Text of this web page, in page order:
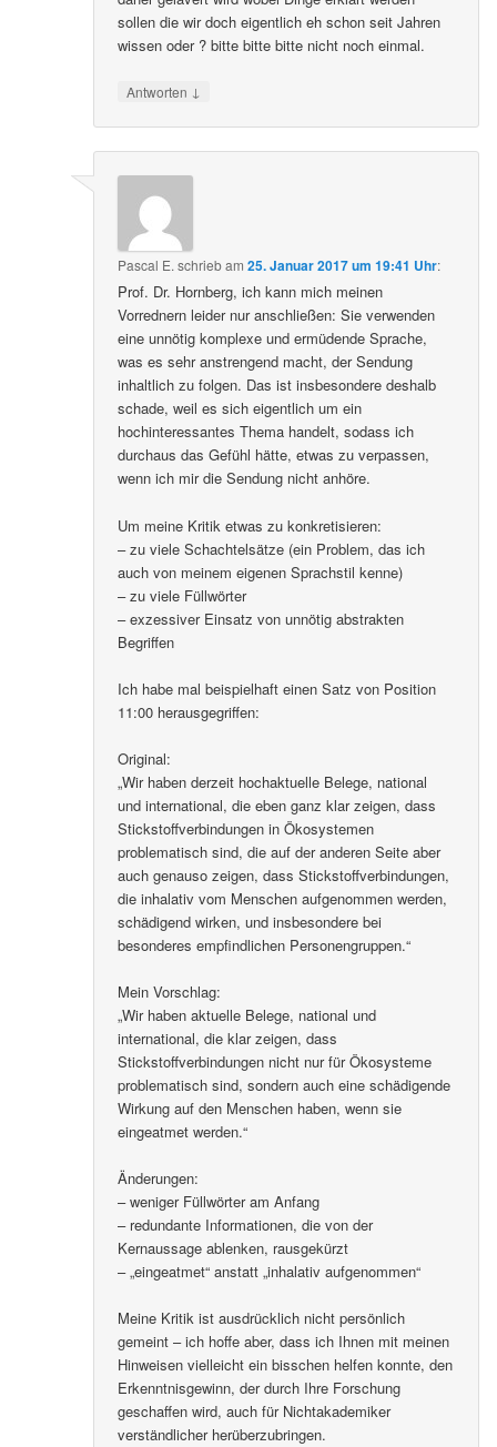
sollen die wir doch eigentlich eh schon seit Jahren
wissen oder ? bitte bitte bitte nicht noch einmal.
Antworten ↓
Pascal E.schriebam25. Januar 2017 um 19:41 Uhr:
Prof. Dr. Hornberg, ich kann mich meinen
Vorrednern leider nur anschließen: Sie verwenden
eine unnötig komplexe und ermüdende Sprache,
was es sehr anstrengend macht, der Sendung
inhaltlich zu folgen. Das ist insbesondere deshalb
schade, weil es sich eigentlich um ein
hochinteressantes Thema handelt, sodass ich
durchaus das Gefühl hätte, etwas zu verpassen,
wenn ich mir die Sendung nicht anhöre.
Um meine Kritik etwas zu konkretisieren:
– zu viele Schachtelsätze (ein Problem, das ich
auch von meinem eigenen Sprachstil kenne)
– zu viele Füllwörter
– exzessiver Einsatz von unnötig abstrakten
Begriffen
Ich habe mal beispielhaft einen Satz von Position
11:00 herausgegriffen:
Original:
„Wir haben derzeit hochaktuelle Belege, national
und international, die eben ganz klar zeigen, dass
Stickstoffverbindungen in Ökosystemen
problematisch sind, die auf der anderen Seite aber
auch genauso zeigen, dass Stickstoffverbindungen,
die inhalativ vom Menschen aufgenommen werden,
schädigend wirken, und insbesondere bei
besonderes empfindlichen Personengruppen.“
Mein Vorschlag:
„Wir haben aktuelle Belege, national und
international, die klar zeigen, dass
Stickstoffverbindungen nicht nur für Ökosysteme
problematisch sind, sondern auch eine schädigende
Wirkung auf den Menschen haben, wenn sie
eingeatmet werden.“
Änderungen:
– weniger Füllwörter am Anfang
– redundante Informationen, die von der
Kernaussage ablenken, rausgekürzt
– „eingeatmet“ anstatt „inhalativ aufgenommen“
Meine Kritik ist ausdrücklich nicht persönlich
gemeint – ich hoffe aber, dass ich Ihnen mit meinen
Hinweisen vielleicht ein bisschen helfen konnte, den
Erkenntnisgewinn, der durch Ihre Forschung
geschaffen wird, auch für Nichtakademiker
verständlicher herüberzubringen.